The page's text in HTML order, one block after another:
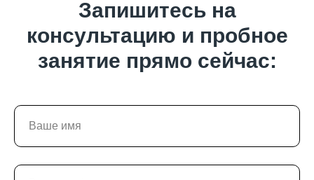
Запишитесь на
консультацию и пробное
занятие прямо сейчас: